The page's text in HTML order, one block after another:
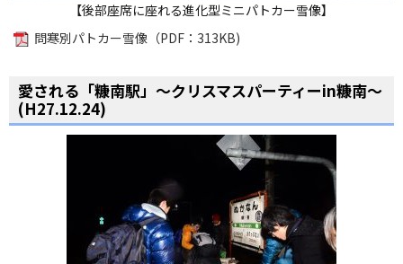
【後部座席に座れる進化型ミニパトカー雪像】
問寒別パトカー雪像（PDF：313KB)
愛される「糠南駅」〜クリスマスパーティーin糠南〜
(H27.12.24)